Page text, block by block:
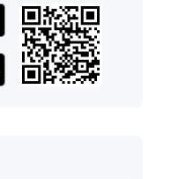
Odgovornosti vođa
– Treći odjeljak
– Odgovornosti vođa
– Četvrti odjeljak